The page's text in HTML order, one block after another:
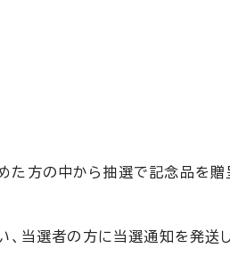
た方の中から抽選で記念品を贈
当選者の方に当選通知を発送し